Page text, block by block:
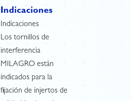
Indicaciones
Indicaciones
Los tornillos de
interferencia
MILAGRO están
indicados para la
fijación de injertos de